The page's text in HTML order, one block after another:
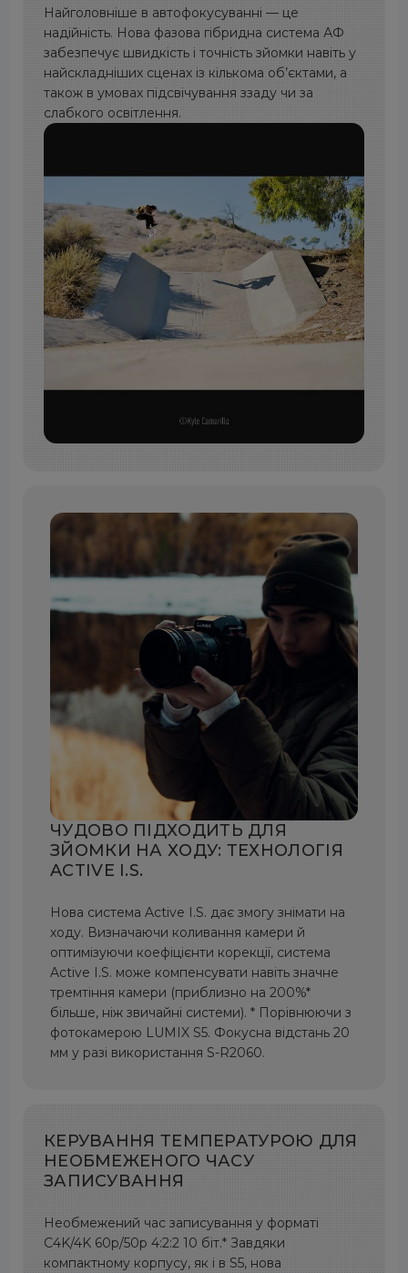
Найголовніше в автофокусуванні — це
надійність. Нова фазова гібридна система АФ
забезпечує швидкість і точність зйомки навіть у
найскладніших сценах із кількома об’єктами, а
також в умовах підсвічування ззаду чи за
слабкого освітлення.
ЧУДОВО ПІДХОДИТЬ ДЛЯ
ЗЙОМКИ НА ХОДУ: ТЕХНОЛОГІЯ
ACTIVE I.S.
Нова система Active I.S. дає змогу знімати на
ходу. Визначаючи коливання камери й
оптимізуючи коефіцієнти корекції, система
Active I.S. може компенсувати навіть значне
тремтіння камери (приблизно на 200%*
більше, ніж звичайні системи). * Порівнюючи з
фотокамерою LUMIX S5. Фокусна відстань 20
мм у разі використання S-R2060.
КЕРУВАННЯ ТЕМПЕРАТУРОЮ ДЛЯ
НЕОБМЕЖЕНОГО ЧАСУ
ЗАПИСУВАННЯ
Необмежений час записування у форматі
C4K/4K 60p/50p 4:2:2 10 біт.* Завдяки
компактному корпусу, як і в S5, нова